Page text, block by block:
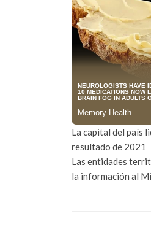
La capital del país
resultado de 2021
Las entidades
la información al